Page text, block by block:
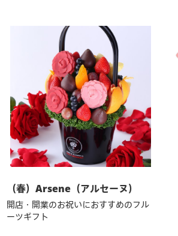
（春）Arsene（アルセーヌ）
開店・開業のお祝いにおすすめのフル
ーツギフト